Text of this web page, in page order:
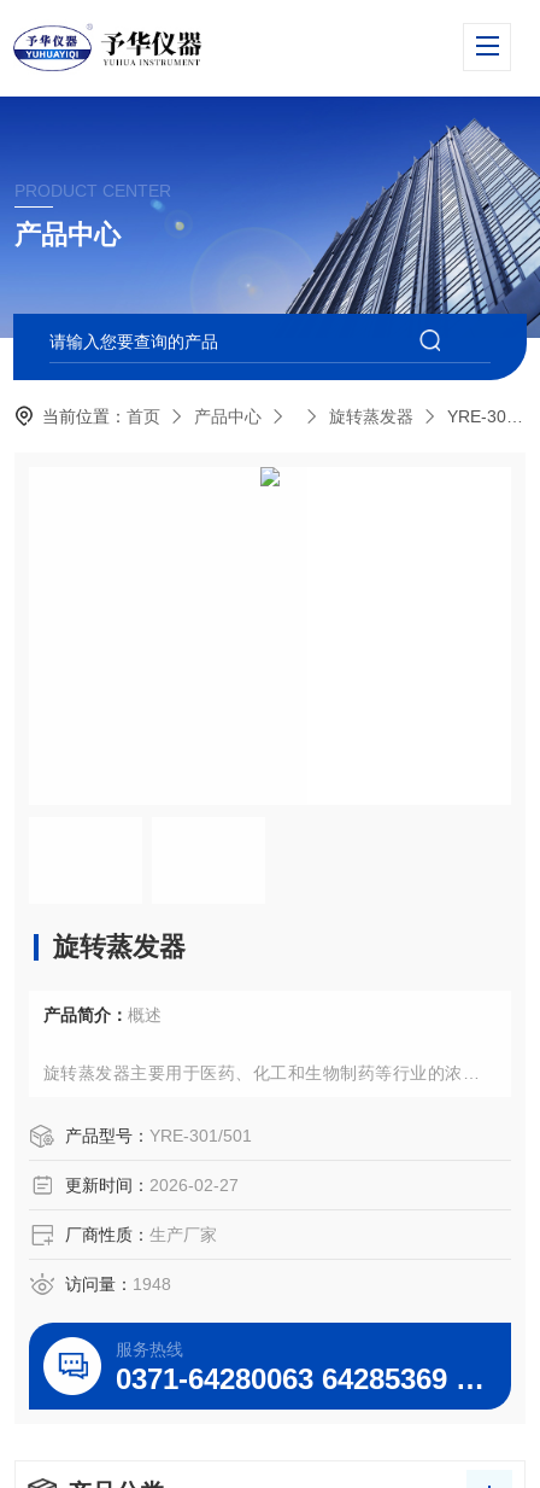
PRODUCT CENTER
产品中心
当前位置：首页 产品中心 旋转蒸发器 YRE-301/501旋转蒸发器
旋转蒸发器
产品简介： 概述
旋转蒸发器主要用于医药、化工和生物制药等行业的浓缩、
恒温加热，使旋转瓶恒速旋转，物料在瓶壁形成大面积薄
集瓶中，大大提高蒸发效率，特别适合用于高温容易分解变
产品型号： YRE-301/501
更新时间： 2026-02-27
厂商性质： 生产厂家
访问量： 1948
服务热线
0371-64280063 64285369 64285222